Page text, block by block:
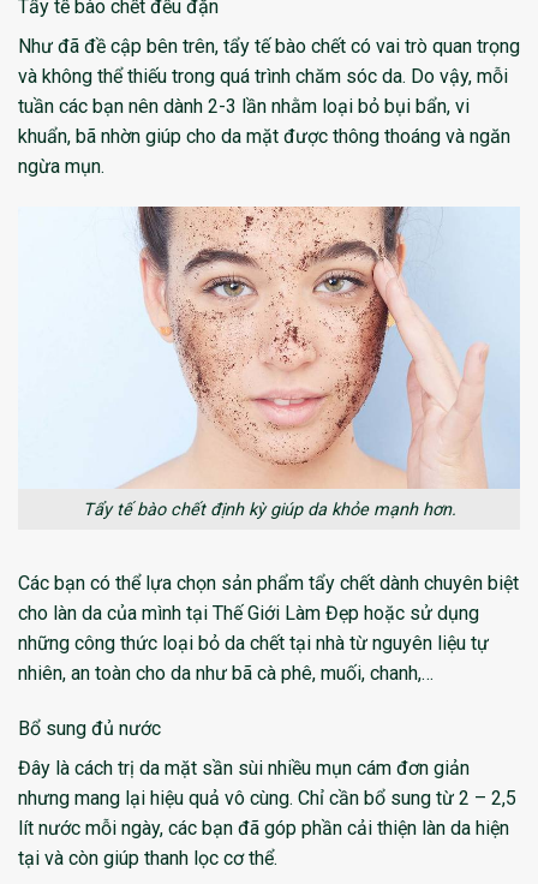
Tẩy tế bào chết đều đặn
Như đã đề cập bên trên, tẩy tế bào chết có vai trò quan trọng
và không thể thiếu trong quá trình chăm sóc da. Do vậy, mỗi
tuần các bạn nên dành 2-3 lần nhằm loại bỏ bụi bẩn, vi
khuẩn, bã nhờn giúp cho da mặt được thông thoáng và ngăn
ngừa mụn.
Tẩy tế bào chết định kỳ giúp da khỏe mạnh hơn.
Các bạn có thể lựa chọn sản phẩm tẩy chết dành chuyên biệt
cho làn da của mình tại Thế Giới Làm Đẹp hoặc sử dụng
những công thức loại bỏ da chết tại nhà từ nguyên liệu tự
nhiên, an toàn cho da như bã cà phê, muối, chanh,…
Bổ sung đủ nước
Đây là cách trị da mặt sần sùi nhiều mụn cám đơn giản
nhưng mang lại hiệu quả vô cùng. Chỉ cần bổ sung từ 2 – 2,5
lít nước mỗi ngày, các bạn đã góp phần cải thiện làn da hiện
tại và còn giúp thanh lọc cơ thể.